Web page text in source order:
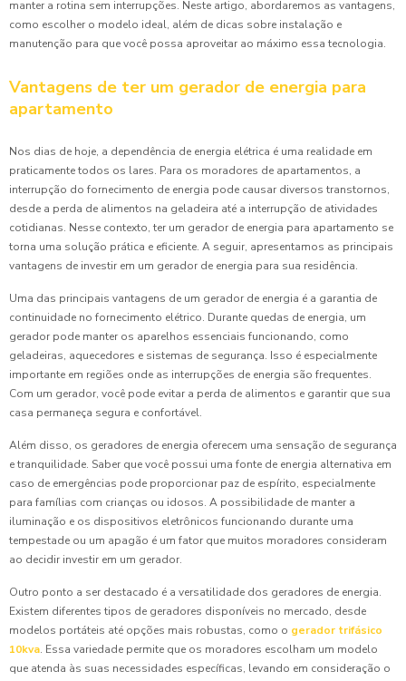
manter a rotina sem interrupções. Neste artigo, abordaremos as vantagens,
como escolher o modelo ideal, além de dicas sobre instalação e
manutenção para que você possa aproveitar ao máximo essa tecnologia.
Vantagens de ter um gerador de energia para
apartamento
Nos dias de hoje, a dependência de energia elétrica é uma realidade em
praticamente todos os lares. Para os moradores de apartamentos, a
interrupção do fornecimento de energia pode causar diversos transtornos,
desde a perda de alimentos na geladeira até a interrupção de atividades
cotidianas. Nesse contexto, ter um gerador de energia para apartamento se
torna uma solução prática e eficiente. A seguir, apresentamos as principais
vantagens de investir em um gerador de energia para sua residência.
Uma das principais vantagens de um gerador de energia é a garantia de
continuidade no fornecimento elétrico. Durante quedas de energia, um
gerador pode manter os aparelhos essenciais funcionando, como
geladeiras, aquecedores e sistemas de segurança. Isso é especialmente
importante em regiões onde as interrupções de energia são frequentes.
Com um gerador, você pode evitar a perda de alimentos e garantir que sua
casa permaneça segura e confortável.
Além disso, os geradores de energia oferecem uma sensação de segurança
e tranquilidade. Saber que você possui uma fonte de energia alternativa em
caso de emergências pode proporcionar paz de espírito, especialmente
para famílias com crianças ou idosos. A possibilidade de manter a
iluminação e os dispositivos eletrônicos funcionando durante uma
tempestade ou um apagão é um fator que muitos moradores consideram
ao decidir investir em um gerador.
Outro ponto a ser destacado é a versatilidade dos geradores de energia.
Existem diferentes tipos de geradores disponíveis no mercado, desde
modelos portáteis até opções mais robustas, como o gerador trifásico
10kva. Essa variedade permite que os moradores escolham um modelo
que atenda às suas necessidades específicas, levando em consideração o